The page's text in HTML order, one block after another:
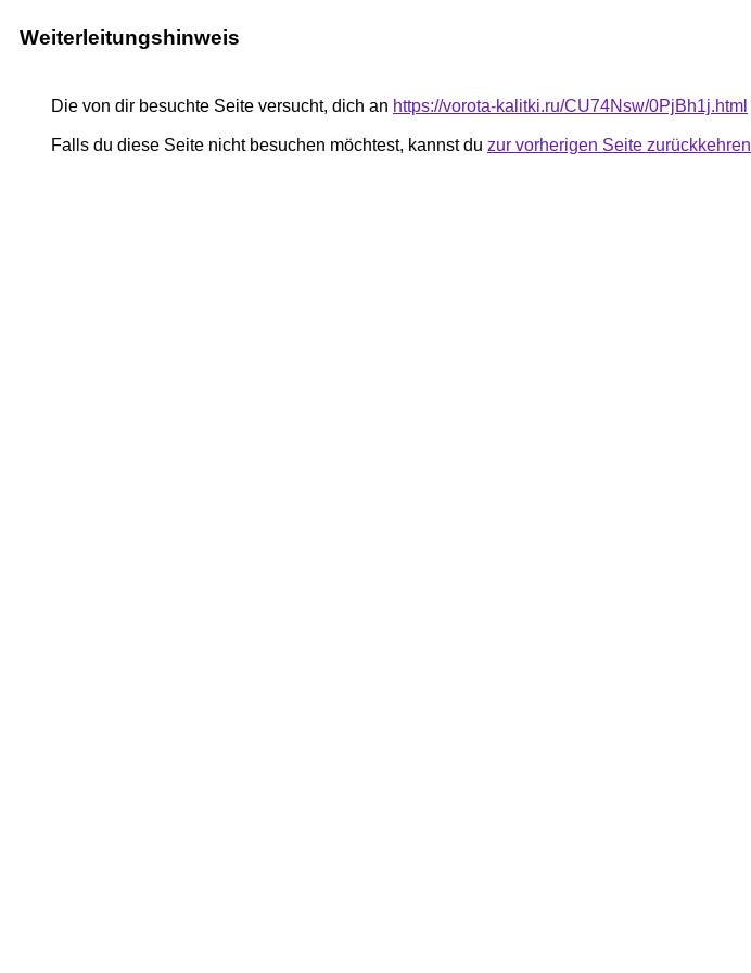
Weiterleitungshinweis
Die von dir besuchte Seite versucht, dich an https://vorota-kalitki.ru/CU74Nsw/0PjBh1j.html
Falls du diese Seite nicht besuchen möchtest, kannst du zur vorherigen Seite zurückkehren